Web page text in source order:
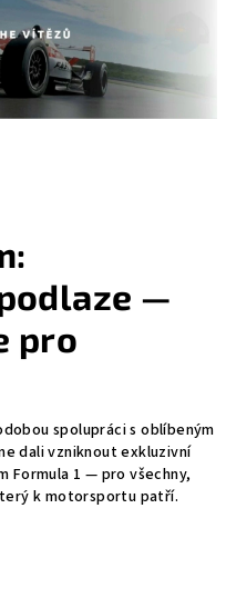
—
pro
spolupráci s oblíbeným
dali vzniknout exkluzivní
Formula 1 — pro všechny,
k motorsportu patří.